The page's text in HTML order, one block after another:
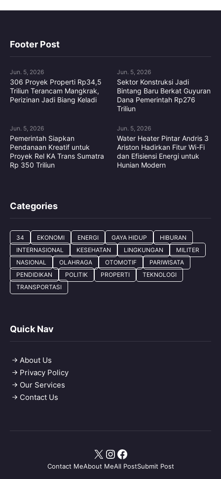
Footer Post
Jun. 5, 2026
306 Proyek Properti Rp34,5
Triliun Terancam Mangkrak,
Perizinan Jadi Biang Keladi
Jun. 5, 2026
Sektor Konstruksi Jadi
Bintang Baru Berkat Guyuran
Dana Pemerintah Rp276
Triliun
Jun. 5, 2026
Pemerintah Siapkan
Pendanaan Kreatif untuk
Proyek Rel KA Trans Sumatra
Rp 350 Triliun
Jun. 5, 2026
Water Heater Pintar Andris 3
Ariston Hadirkan Fitur Wi-Fi
dan Efisiensi Energi untuk
Hunian Modern
Categories
34 EKONOMI ENERGI GAYA HIDUP
HIBURAN
INTERNASIONAL
KESEHATAN LINGKUNGAN
MILITER
NASIONAL
OLAHRAGA OTOMOTIF
PARIWISATA
PENDIDIKAN
POLITIK PROPERTI
TEKNOLOGI
TRANSPORTASI
Quick Nav
About Us
Privacy Policy
Our Services
Contact Us
Contact MeAbout MeAll PostSubmit Post
X Instagram
Facebook